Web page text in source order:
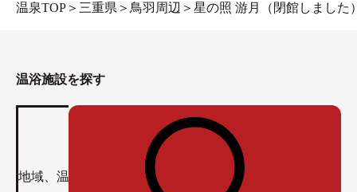
温泉TOP ＞ 三重県 ＞ 鳥羽周辺 ＞ 星の照 游月（閉館しました
温浴施設を探す